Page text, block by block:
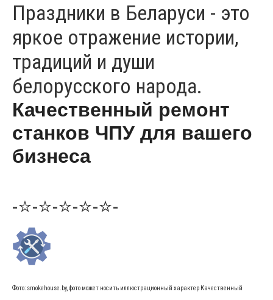
Праздники в Беларуси - это
яркое отражение истории,
традиций и души
белорусского народа.
Качественный ремонт
станков ЧПУ для вашего
бизнеса
-⭐-⭐-⭐-⭐-⭐-
Фото: smokehouse.by, фото может носить иллюстрационный характер Качественный